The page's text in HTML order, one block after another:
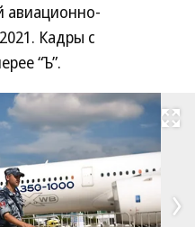
авиационно-
Кадры с
“Ъ”.
Развернуть